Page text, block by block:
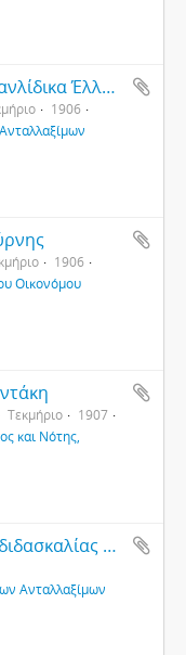
Επιστολή στα καραμανλίδικα Έλληνα εμπόρου από το Σιβρί Χισάρ
1906
1906
Οικονόμου
Τεκμήριο
1907
και Νότης,
Ενδεικτικό και άδεια διδασκαλίας από την Ιερά Μητρόπολη Καισαρείας
Ανταλλαξίμων